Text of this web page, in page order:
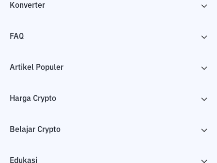
Konverter
FAQ
Artikel Populer
Harga Crypto
Belajar Crypto
Edukasi